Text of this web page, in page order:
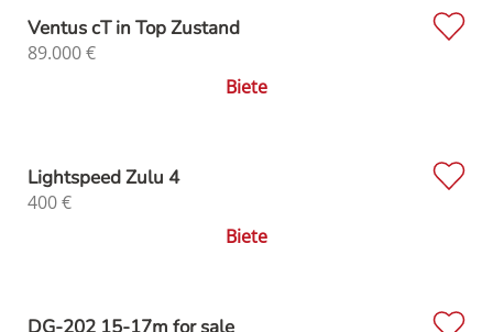
Ventus cT in Top Zustand
89.000€
Biete
Lightspeed Zulu 4
400€
Biete